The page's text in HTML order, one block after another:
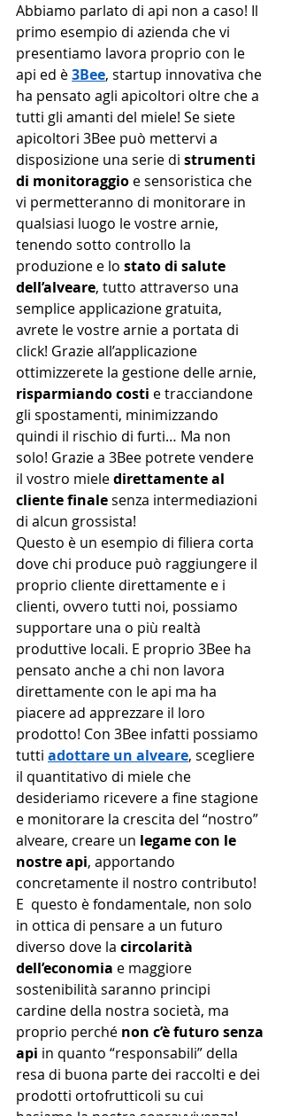
Abbiamo parlato di api non a caso! Il
primo esempio di azienda che vi
presentiamo lavora proprio con le
api ed è 3Bee, startup innovativa che
ha pensato agli apicoltori oltre che a
tutti gli amanti del miele! Se siete
apicoltori 3Bee può mettervi a
disposizione una serie di strumenti
di monitoraggio e sensoristica che
vi permetteranno di monitorare in
qualsiasi luogo le vostre arnie,
tenendo sotto controllo la
produzione e lo stato di salute
dell’alveare, tutto attraverso una
semplice applicazione gratuita,
avrete le vostre arnie a portata di
click! Grazie all’applicazione
ottimizzerete la gestione delle arnie,
risparmiando costi e tracciandone
gli spostamenti, minimizzando
quindi il rischio di furti… Ma non
solo! Grazie a 3Bee potrete vendere
il vostro miele direttamente al
cliente finale senza intermediazioni
di alcun grossista!
Questo è un esempio di filiera corta
dove chi produce può raggiungere il
proprio cliente direttamente e i
clienti, ovvero tutti noi, possiamo
supportare una o più realtà
produttive locali. E proprio 3Bee ha
pensato anche a chi non lavora
direttamente con le api ma ha
piacere ad apprezzare il loro
prodotto! Con 3Bee infatti possiamo
tutti adottare un alveare, scegliere
il quantitativo di miele che
desideriamo ricevere a fine stagione
e monitorare la crescita del “nostro”
alveare, creare un legame con le
nostre api, apportando
concretamente il nostro contributo!
E  questo è fondamentale, non solo
in ottica di pensare a un futuro
diverso dove la circolarità
dell’economia e maggiore
sostenibilità saranno principi
cardine della nostra società, ma
proprio perché non c’è futuro senza
api in quanto “responsabili” della
resa di buona parte dei raccolti e dei
prodotti ortofrutticoli su cui